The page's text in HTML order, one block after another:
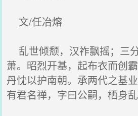
文/任冶熔
乱世倾颓，汉祚飘摇；三
萧。昭烈开基，起布衣而创
丹忱以护南朝。承两代之基
有君名禅，字曰公嗣，栖身